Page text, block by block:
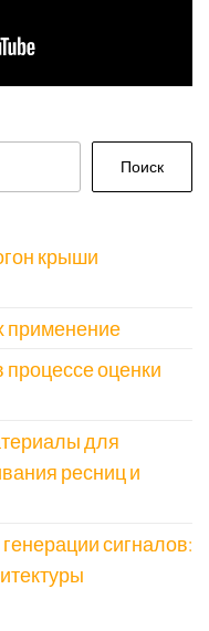
Поиск
крыши
применение
оценки
для
ресниц и
сигналов: